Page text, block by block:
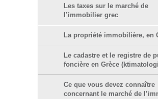
Les taxes sur le marché de
l’immobilier grec
La propriété immobilière, en
Le cadastre et le registre de
foncière en Grèce
Ce que vous devez connaître
concernant le marché de